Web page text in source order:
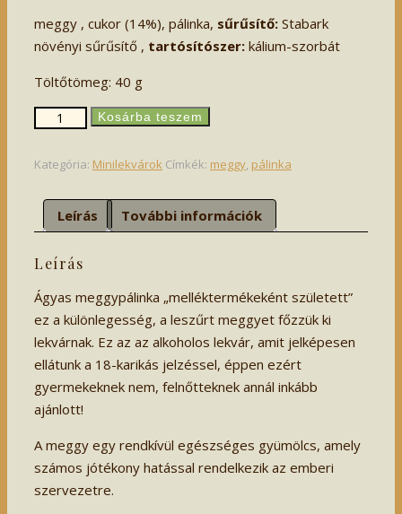
meggy , cukor (14%), pálinka, sűrűsítő: Stabark
növényi sűrűsítő , tartósítószer: kálium-szorbát
Töltőtömeg: 40 g
Szívderítő
meggyes
47
mennyiség
Kosárba teszem
Kategória: Minilekvárok Címkék: meggy, pálinka
Leírás További információk
Leírás
Ágyas meggypálinka „melléktermékeként született”
ez a különlegesség, a leszűrt meggyet főzzük ki
lekvárnak. Ez az az alkoholos lekvár, amit jelképesen
ellátunk a 18-karikás jelzéssel, éppen ezért
gyermekeknek nem, felnőtteknek annál inkább
ajánlott!
A meggy egy rendkívül egészséges gyümölcs, amely
számos jótékony hatással rendelkezik az emberi
szervezetre.